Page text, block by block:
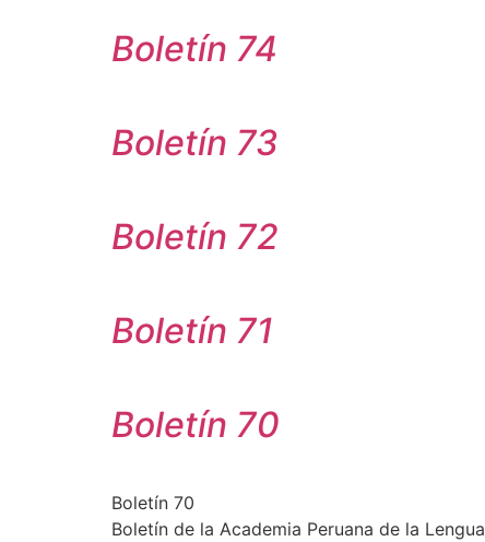
Boletín 74
Boletín 73
Boletín 72
Boletín 71
Boletín 70
Boletín 70
Boletín de la Academia Peruana de la Lengua